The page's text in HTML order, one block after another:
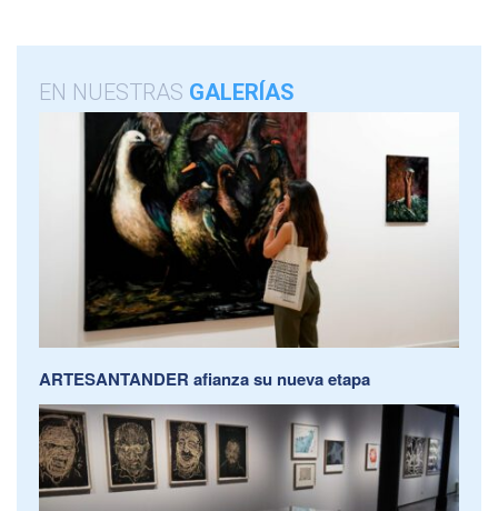
EN NUESTRAS GALERÍAS
ARTESANTANDER afianza su nueva etapa